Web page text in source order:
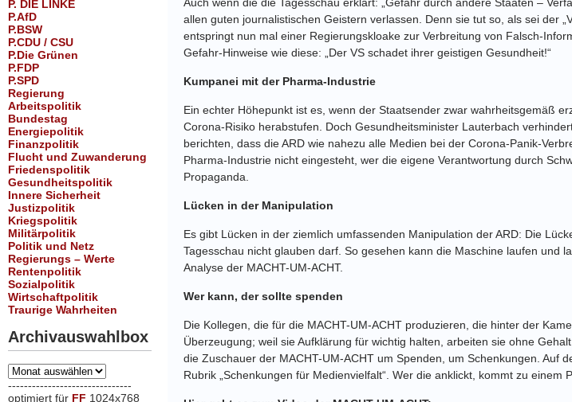
P. DIE LINKE
P.AfD
P.BSW
P.CDU / CSU
P.Die Grünen
P.FDP
P.SPD
Regierung
Arbeitspolitik
Bundestag
Energiepolitik
Finanzpolitik
Flucht und Zuwanderung
Friedenspolitik
Gesundheitspolitik
Innere Sicherheit
Justizpolitik
Kriegspolitik
Militärpolitik
Politik und Netz
Regierungs – Werte
Rentenpolitik
Sozialpolitik
Wirtschaftpolitik
Traurige Wahrheiten
Archivauswahlbox
Archivauswahlbox
-------------------------------
optimiert für FF 1024x768
allen guten journalistischen Geistern verlassen. Denn sie tut so, als sei der
entspringt nun mal einer Regierungskloake zur Verbreitung von Falsch-
Gefahr-Hinweise wie diese: „Der VS schadet ihrer geistigen Gesundheit!“
Kumpanei mit der Pharma-Industrie
Ein echter Höhepunkt ist es, wenn der Staatsender zwar wahrheitsgemäß
Corona-Risiko herabstufen. Doch Gesundheitsminister Lauterbach
berichten, dass die ARD wie nahezu alle Medien bei der Corona-Panik-
Pharma-Industrie nicht eingesteht, wer die eigene Verantwortung durch
Propaganda.
Lücken in der Manipulation
Es gibt Lücken in der ziemlich umfassenden Manipulation der ARD: Die
Tagesschau nicht glauben darf. So gesehen kann die Maschine laufen und
Analyse der MACHT-UM-ACHT.
Wer kann, der sollte spenden
Die Kollegen, die für die MACHT-UM-ACHT produzieren, die hinter der
Überzeugung; weil sie Aufklärung für wichtig halten, arbeiten sie ohne
die Zuschauer der MACHT-UM-ACHT um Spenden, um Schenkungen. Auf
Rubrik „Schenkungen für Medienvielfalt“. Wer die anklickt, kommt zu